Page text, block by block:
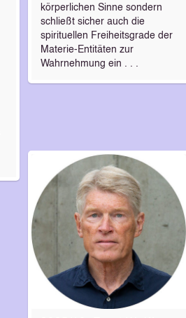
körperlichen Sinne sondern
schließt sicher auch die
spirituellen Freiheitsgrade der
Materie-Entitäten zur
Wahrnehmung ein . . .